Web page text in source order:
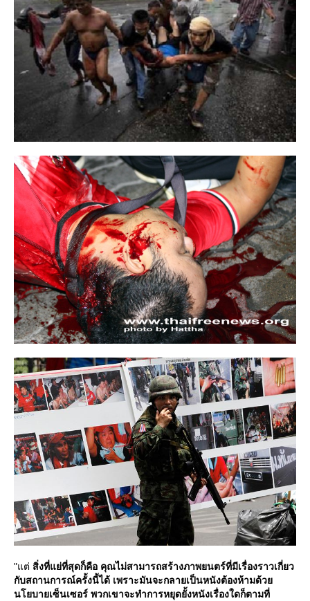
"แต่ สิ่งที่แย่ที่สุดก็คือ คุณไม่สามารถสร้างภาพยนตร์ที่มีเรื่องราวเกี่ยว
กับสถานการณ์ครั้งนี้ได้ เพราะมันจะกลายเป็นหนังต้องห้ามด้ว
นโยบายเซ็นเซอร์ พวกเขาจะทำการหยุดยั้งหนังเรื่องใดก็ตามที่